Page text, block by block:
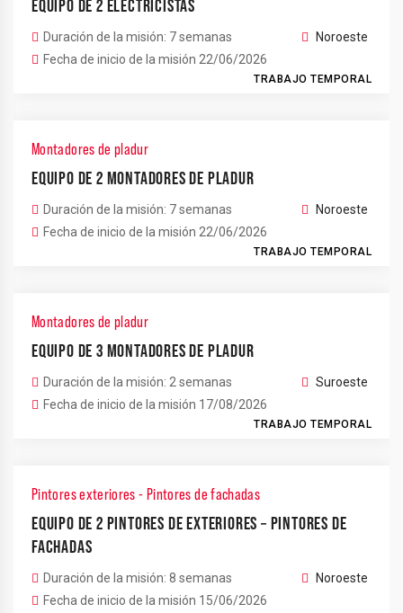
EQUIPO DE 2 ELECTRICISTAS
Duración de la misión: 7 semanas
Fecha de inicio de la misión 22/06/2026
Noroeste
TRABAJO TEMPORAL
Montadores de pladur
EQUIPO DE 2 MONTADORES DE PLADUR
Duración de la misión: 7 semanas
Fecha de inicio de la misión 22/06/2026
Noroeste
TRABAJO TEMPORAL
Montadores de pladur
EQUIPO DE 3 MONTADORES DE PLADUR
Duración de la misión: 2 semanas
Fecha de inicio de la misión 17/08/2026
Suroeste
TRABAJO TEMPORAL
Pintores exteriores - Pintores de fachadas
EQUIPO DE 2 PINTORES DE EXTERIORES – PINTORES DE
FACHADAS
Duración de la misión: 8 semanas
Fecha de inicio de la misión 15/06/2026
Noroeste